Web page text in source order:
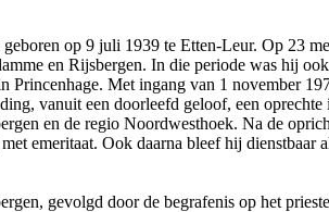
op 9 juli 1939 te Etten-Leur. Op 23
en Rijsbergen. In die periode was hij
Met ingang van 1 november
vanuit een doorleefd geloof, een oprechte
en de regio Noordwesthoek. Na de
emeritaat. Ook daarna bleef hij dienstbaar
gevolgd door de begrafenis op het